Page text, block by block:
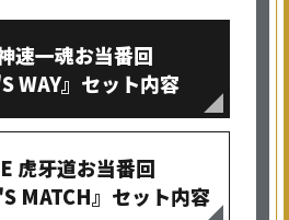
速一魂お当番回
WAY』セット内容
虎牙道お当番回
MATCH』セット内容